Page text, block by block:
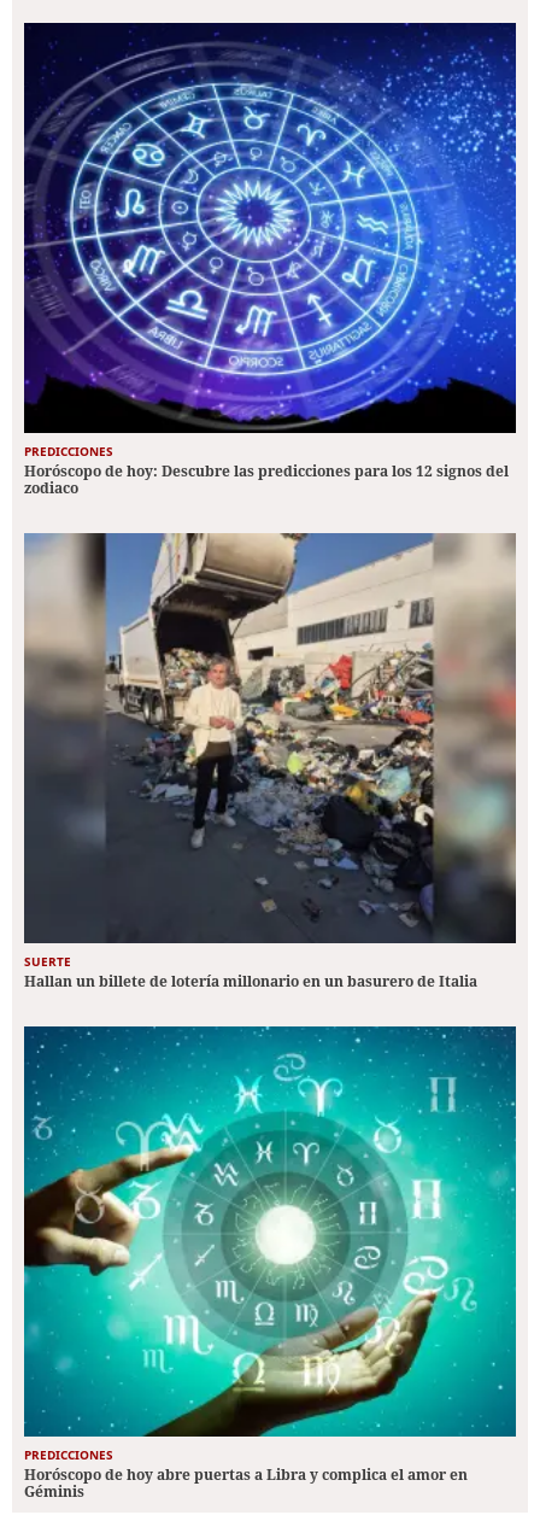
PREDICCIONES
Horóscopo de hoy: Descubre las predicciones para los 12 signos del
zodiaco
SUERTE
Hallan un billete de lotería millonario en un basurero de Italia
PREDICCIONES
Horóscopo de hoy abre puertas a Libra y complica el amor en
Géminis